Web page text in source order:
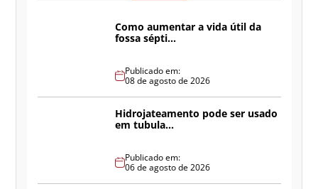
Como aumentar a vida útil da
fossa sépti...
Publicado em:
08 de agosto de 2026
Hidrojateamento pode ser usado
em tubula...
Publicado em:
06 de agosto de 2026